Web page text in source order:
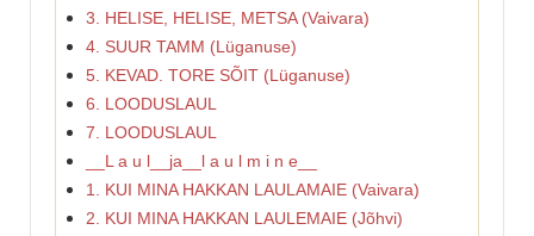
3. HELISE, HELISE, METSA (Vaivara)
4. SUUR TAMM (Lüganuse)
5. KEVAD. TORE SÕIT (Lüganuse)
6. LOODUSLAUL
7. LOODUSLAUL
__L a u l__ja__l a u l m i n e__
1. KUI MINA HAKKAN LAULAMAIE (Vaivara)
2. KUI MINA HAKKAN LAULEMAIE (Jõhvi)